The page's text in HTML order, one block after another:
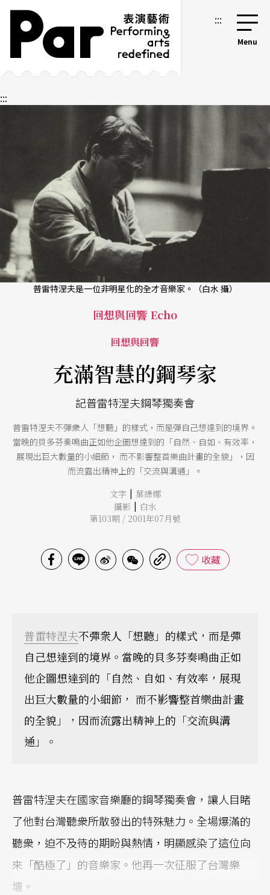
跳到主要內容區塊
網站導覽 :::
:::
普雷特涅夫是一位非明星化的全才音樂家。（白水 攝）
回想與回響 Echo
回想與回響
充滿智慧的鋼琴家
記普雷特涅夫鋼琴獨奏會
普雷特涅夫不彈衆人「想聽」的樣式，而是彈自己想達到的境界。
當晚的貝多芬奏鳴曲正如他企圖想達到的「自然、自如、有效率，
展現出巨大數量的小細節， 而不影響整首樂曲計畫的全貌」，因
而流露出精神上的「交流與溝通」。
文字 | 葉綠娜
攝影 | 白水
第103期 / 2001年07月號
收藏
普雷特涅夫不彈衆人「想聽」的樣式，而是彈
自己想達到的境界。當晚的貝多芬奏鳴曲正如
他企圖想達到的「自然、自如、有效率，展現
出巨大數量的小細節， 而不影響整首樂曲計畫
的全貌」，因而流露出精神上的「交流與溝
通」。
普雷特涅夫在國家音樂廳的鋼琴獨奏會，讓人目睹
了他對台灣聽衆所散發出的特殊魅力。全場爆滿的
聽衆，迫不及待的期盼與熱情，明顯感染了這位向
來「酷極了」的音樂家。他再一次征服了台灣樂
壇。